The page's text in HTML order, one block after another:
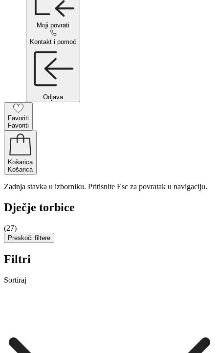
Moji povrati
Kontakt i pomoć
Odjava
Favoriti
Favoriti
Košarica
Košarica
Zadnja stavka u izborniku. Pritisnite Esc za povratak u navigaciju.
Dječje torbice
(27)
Preskoči filtere
Filtri
Sortiraj